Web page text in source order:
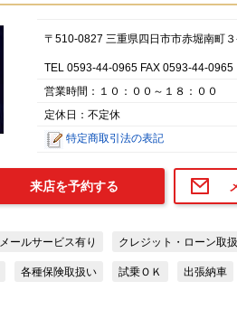
〒510-0827 三重県四日市市赤堀南町
TEL 0593-44-0965 FAX 0593-44-0965
営業時間：１０：００～１８：００
定休日：不定休
特定商取引法の表記
来店を予約する
メールサービス有り クレジット・ローン取
各種保険取扱い 試乗ＯＫ 出張納車